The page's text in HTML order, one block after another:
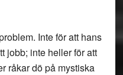
Inte för att hans
jobb; inte heller för att
råkar dö på mystiska